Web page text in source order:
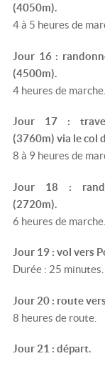
(4050m).
4 à 5 heures de
Jour 16 :
(4500m).
4 heures de marche.
Jour 17 :
(3760m) via le col
8 à 9 heures de
Jour 18 :
(2720m).
6 heures de marche.
Jour 19 : vol vers
Durée : 25 minutes.
Jour 20 : route
8 heures de route.
Jour 21 : départ.